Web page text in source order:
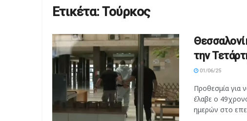
Ετικέτα:Τούρκος
την
01/06/25
Προθεσμία για
έλαβε ο
ημερών στο